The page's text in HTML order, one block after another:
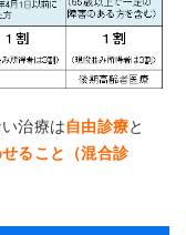
治療は自由診療と
ること（混合診